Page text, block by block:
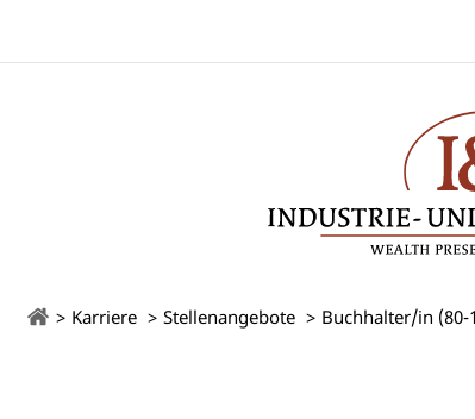
Karriere Stellenangebote Buchhalter/in (80-